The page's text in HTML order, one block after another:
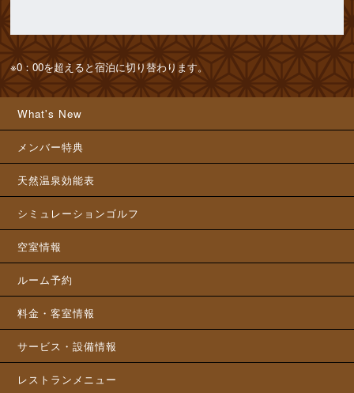
What's New
メンバー特典
天然温泉効能表
シミュレーションゴルフ
空室情報
ルーム予約
料金・客室情報
サービス・設備情報
レストランメニュー